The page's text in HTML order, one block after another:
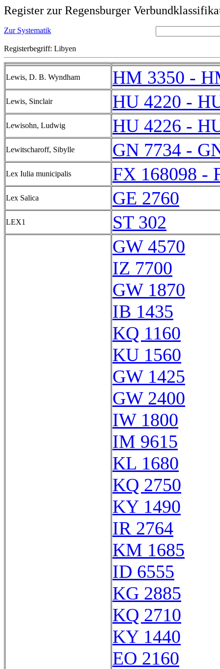
Register zur Regensburger
Zur Systematik
Registerbegriff: Libyen
Lewis, D. B. Wyndham HM 3350 -
Lewis, Sinclair HU 4220 -
Lewisohn, Ludwig HU 4226 -
Lewitscharoff, Sibylle GN 7734 -
Lex Iulia municipalis FX 168098 -
Lex Salica GE 2760
LEX1 ST 302
GW 4570
IZ 7700
GW 1870
IB 1435
KQ 1160
KU 1560
GW 1425
GW 2400
IW 1800
IM 9615
KL 1680
KQ 2750
KY 1490
IR 2764
KM 1685
ID 6555
KG 2885
KQ 2710
KY 1440
EO 2160